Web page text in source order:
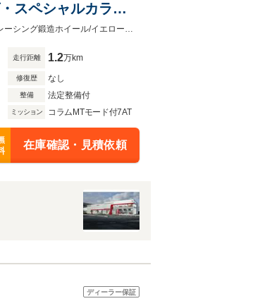
スペシャルカラー
ウィンドスクリー
カーボンファイバードライバゾーン+LEDステアリング/20インチマットシルバーペイントレーシング鍛造ホイール/イエローブレーキキャリパー
走行距離 1.2万km
修復歴 なし
整備 法定整備付
ミッション コラムMTモード付7AT
在庫確認・見積依頼
ディーラー保証